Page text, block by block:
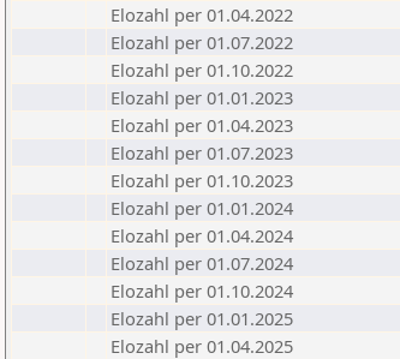
Elozahl per 01.04.2022
Elozahl per 01.07.2022
Elozahl per 01.10.2022
Elozahl per 01.01.2023
Elozahl per 01.04.2023
Elozahl per 01.07.2023
Elozahl per 01.10.2023
Elozahl per 01.01.2024
Elozahl per 01.04.2024
Elozahl per 01.07.2024
Elozahl per 01.10.2024
Elozahl per 01.01.2025
Elozahl per 01.04.2025